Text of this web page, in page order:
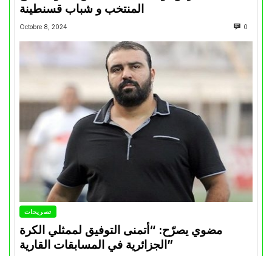
المنتخب و شباب قسنطينة
Octobre 8, 2024 0
تصريحات
مضوي يصرّح: “أتمنى التوفيق لممثلي الكرة
الجزائرية في المسابقات القارية”